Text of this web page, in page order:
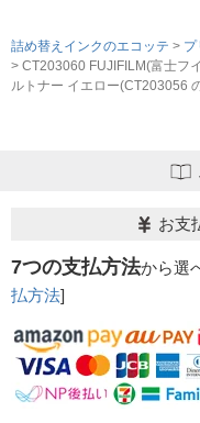
詰め替えインクのエコッテ
プ
CT203060 FUJIFILM(富士フ
ルトナー イエロー(CT203056
お支
7つの支払方法から選
払方法]